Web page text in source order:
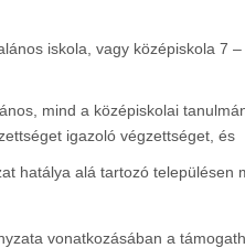
iskola, vagy középiskola 7
mind a középiskolai
igazoló végzettséget, és
hatálya alá tartozó településen
vonatkozásában a